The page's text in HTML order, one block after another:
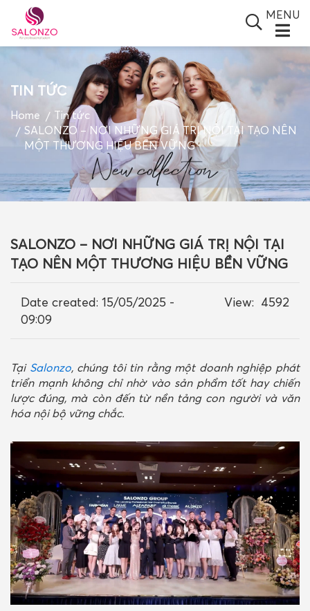
SALONZO GROUP
GIỚI THIỆU
TIN TỨC
BLOGS
GIỎ HÀNG
MENU
Home
Tin tức
SALONZO – NƠI NHỮNG GIÁ TRỊ NỘI TẠI TẠO NÊN
MỘT THƯƠNG HIỆU BỀN VỮNG
TIN TỨC
SALONZO – NƠI NHỮNG GIÁ TRỊ NỘI TẠI
TẠO NÊN MỘT THƯƠNG HIỆU BỀN VỮNG
Date created: 15/05/2025 -
09:09
View: 4592
Tại Salonzo, chúng tôi tin rằng một doanh nghiệp phát
triển mạnh không chỉ nhờ vào sản phẩm tốt hay chiến
lược đúng, mà còn đến từ nền tảng con người và văn
hóa nội bộ vững chắc.